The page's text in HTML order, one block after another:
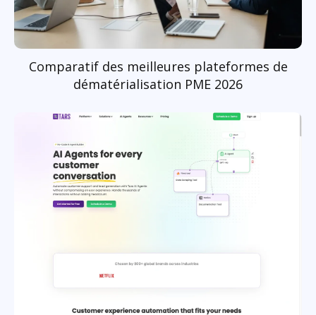
Comparatif des meilleures plateformes de
dématérialisation PME 2026